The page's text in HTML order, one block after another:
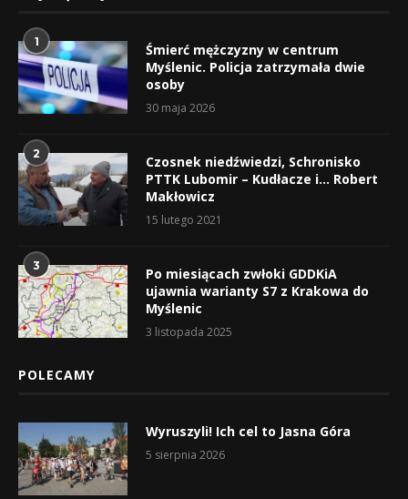
1
Śmierć mężczyzny w centrum
Myślenic. Policja zatrzymała dwie
osoby
30 maja 2026
2
Czosnek niedźwiedzi, Schronisko
PTTK Lubomir – Kudłacze i… Robert
Makłowicz
15 lutego 2021
3
Po miesiącach zwłoki GDDKiA
ujawnia warianty S7 z Krakowa do
Myślenic
3 listopada 2025
POLECAMY
Wyruszyli! Ich cel to Jasna Góra
5 sierpnia 2026